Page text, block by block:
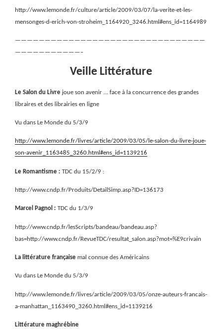
http://www.lemonde.fr/culture/article/2009/03/07/la-verite-et-les-
mensonges-d-erich-von-stroheim_1164920_3246.html#ens_id=1164989
————————————————————————————————
———————————–
Veille Littérature
Le Salon du Livre joue son avenir … face à la concurrence des grandes
libraires et des librairies en ligne
Vu dans Le Monde du 5/3/9
http://www.lemonde.fr/livres/article/2009/03/05/le-salon-du-livre-joue-
son-avenir_1163485_3260.html#ens_id=1139216
Le Romantisme : TDC du 15/2/9 :
http://www.cndp.fr/Produits/DetailSimp.asp?ID=136173
Marcel Pagnol : TDC du 1/3/9
http://www.cndp.fr/lesScripts/bandeau/bandeau.asp?
bas=http://www.cndp.fr/RevueTDC/resultat_salon.asp?mot=%E9crivain
La littérature française mal connue des Américains
Vu dans Le Monde du 5/3/9
http://www.lemonde.fr/livres/article/2009/03/05/onze-auteurs-francais-
a-manhattan_1163490_3260.html#ens_id=1139216
Littérature maghrébine